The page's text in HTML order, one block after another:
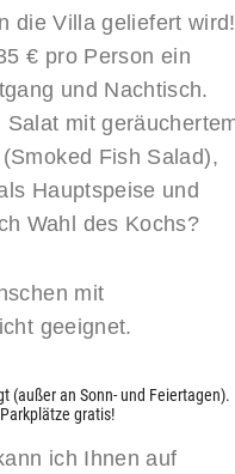
die Villa geliefert wird!
€ pro Person ein
und Nachtisch.
mit
Fish Salad),
Hauptspeise und
Wahl des Kochs?
mit
geeignet.
(außer an Sonn- und Feiertagen).
gratis!
ich Ihnen auf